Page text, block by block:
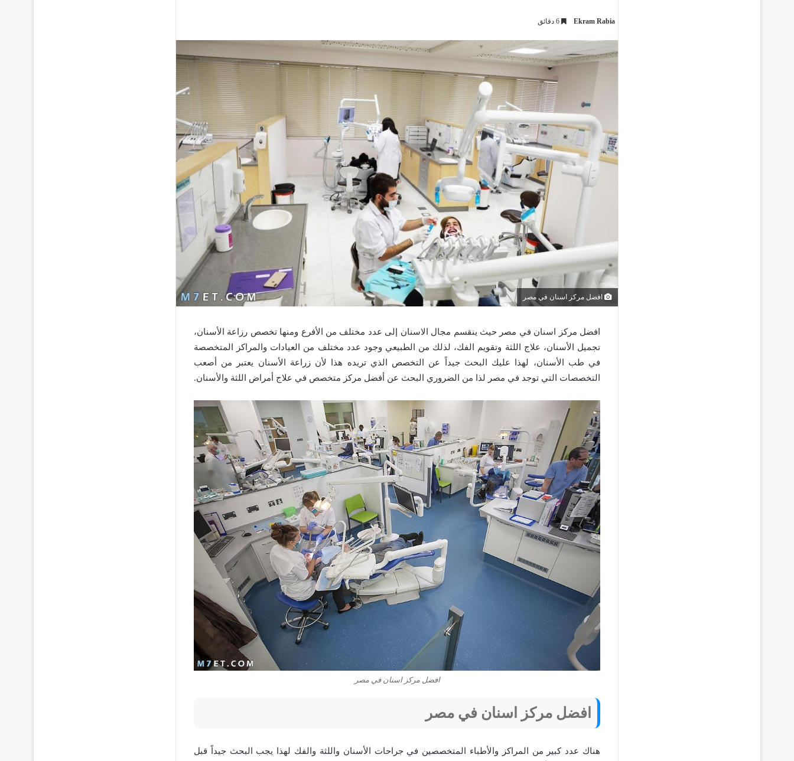
Ekram Rabia
افضل مركز اسنان في مصر
افضل مركز اسنان في مصر حيث ينقسم مجال الاسنان إلى عدد مختلف من الأفرع ومنها تخصص رزاعة الأسنان،
تجميل الأسنان، علاج اللثة وتقويم الفك، لذلك من الطبيعي وجود عدد مختلف من العيادات والمراكز المتخصصة
في طب الأسنان، لهذا عليك البحث جيداً عن التخصص الذي تريده هذا لأن زراعة الأسنان يعتبر من أصعب
التخصصات التي توجد في مصر لذا من الضروري البحث عن أفضل مركز متخصص في علاج أمراض اللثة والأسنان.
افضل مركز اسنان في مصر
افضل مركز اسنان في مصر
هناك عدد كبير من المراكز والأطباء المتخصصين في جراحات الأسنان واللثة والفك لهذا يجب البحث جيداً قبل